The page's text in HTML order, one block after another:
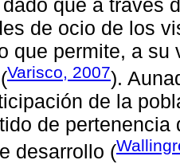
que a través
de ocio de los
que permite, a
Varisco, 2007).
de la
de
desarrollo (